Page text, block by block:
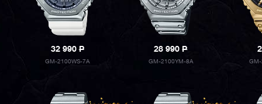
32 990P
GM-2100WS-7A
28 990P
GM-2100YM-8A